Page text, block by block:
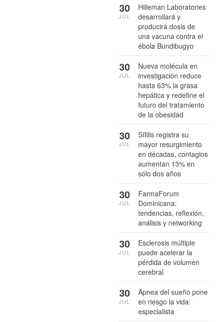
Hilleman Laboratories
desarrollará y
producirá dosis de
una vacuna contra el
ébola Bundibugyo
30
JUL
Nueva molécula en
investigación reduce
hasta 63% la grasa
hepática y redefine el
futuro del tratamiento
de la obesidad
30
JUL
Sífilis registra su
mayor resurgimiento
en décadas, contagios
aumentan 13% en
sólo dos años
30
JUL
FarmaForum
Dominicana:
tendencias, reflexión,
análisis y networking
30
JUL
Esclerosis múltiple
puede acelerar la
pérdida de volumen
cerebral
30
JUL
Apnea del sueño pone
en riesgo la vida:
especialista
30
JUL